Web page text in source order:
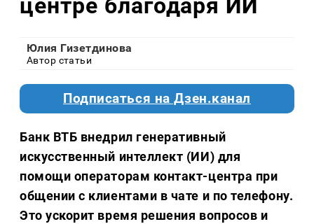
Юлия Гизетдинова
Автор статьи
Подписаться на Дзен.канал
Банк ВТБ внедрил генеративный
искусственный интеллект (ИИ) для
помощи операторам контакт-центра при
общении с клиентами в чате и по телефону.
Это ускорит время решения вопросов и